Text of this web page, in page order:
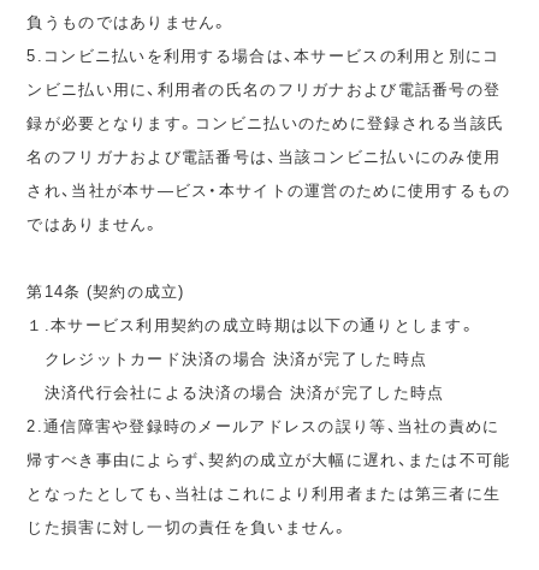
負うものではありません。
5.コンビニ払いを利用する場合は、本サービスの利用と別にコ
ンビニ払い用に、利用者の氏名のフリガナおよび電話番号の登
録が必要となります。コンビニ払いのために登録される当該氏
名のフリガナおよび電話番号は、当該コンビニ払いにのみ使用
され、当社が本サ―ビス・本サイトの運営のために使用するもの
ではありません。
第14条 (契約の成立)
１.本サービス利用契約の成立時期は以下の通りとします。
クレジットカード決済の場合 決済が完了した時点
決済代行会社による決済の場合 決済が完了した時点
2.通信障害や登録時のメールアドレスの誤り等、当社の責めに
帰すべき事由によらず、契約の成立が大幅に遅れ、または不可能
となったとしても、当社はこれにより利用者または第三者に生
じた損害に対し一切の責任を負いません。